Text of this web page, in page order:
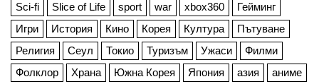
Sci-fi
Slice of Life sport war xbox360
Гейминг
Игри
История Кино Корея Култура
Пътуване
Религия
Сеул Токио Туризъм Ужаси
Филми
Фолклор
Храна Южна Корея Япония азия аниме